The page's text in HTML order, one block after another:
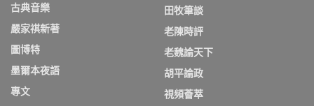
古典音樂
嚴家祺新著
圖博特
墨爾本夜語
專文
田牧筆談
老陳時評
老魏論天下
胡平論政
視頻薈萃